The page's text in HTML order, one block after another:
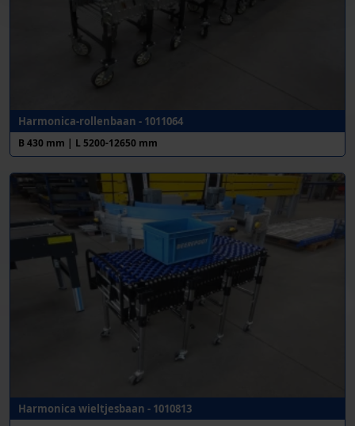
Harmonica-rollenbaan - 1011064
B 430 mm | L 5200-12650 mm
Harmonica wieltjesbaan - 1010813